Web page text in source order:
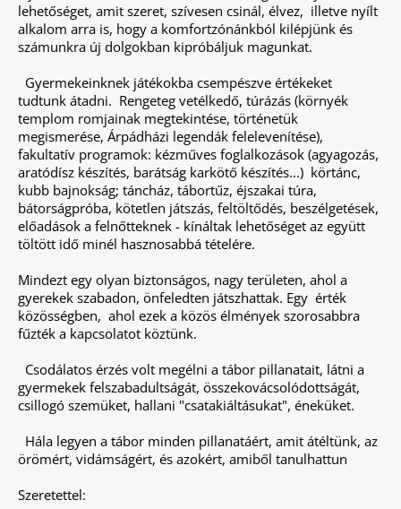
lehetőséget, amit szeret, szívesen csinál, élvez, illetve nyílt
alkalom arra is, hogy a komfortzónánkból kilépjünk és
számunkra új dolgokban kipróbáljuk magunkat.
Gyermekeinknek játékokba csempészve értékeket
tudtunk átadni. Rengeteg vetélkedő, túrázás (környék
templom romjainak megtekintése, történetük
megismerése, Árpádházi legendák felelevenítése),
fakultatív programok: kézműves foglalkozások (agyagozás,
aratódísz készítés, barátság karkötő készítés...) körtánc,
kubb bajnokság; táncház, tábortűz, éjszakai túra,
bátorságpróba, kötetlen játszás, feltöltődés, beszélgetések,
előadások a felnőtteknek - kínáltak lehetőséget az együtt
töltött idő minél hasznosabbá tételére.
Mindezt egy olyan biztonságos, nagy területen, ahol a
gyerekek szabadon, önfeledten játszhattak. Egy érték
közösségben, ahol ezek a közös élmények szorosabbra
fűzték a kapcsolatot köztünk.
Csodálatos érzés volt megélni a tábor pillanatait, látni a
gyermekek felszabadultságát, összekovácsolódottságát,
csillogó szemüket, hallani "csatakiáltásukat", éneküket.
Hála legyen a tábor minden pillanatáért, amit átéltünk, az
örömért, vidámságért, és azokért, amiből tanulhattun
Szeretettel: